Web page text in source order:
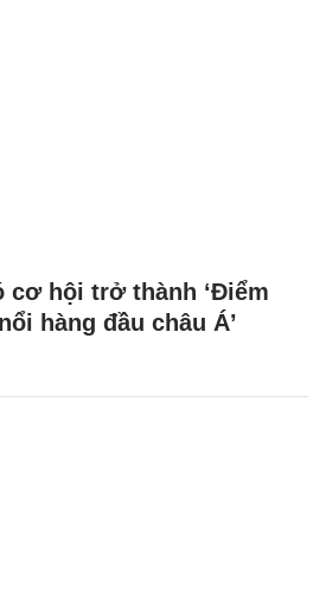
cơ hội trở thành ‘Điểm
hàng đầu châu Á’